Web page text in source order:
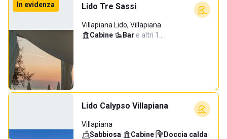
In evidenza Lido Tre Sassi
Villapiana Lido, Villapiana
Cabine· Bar·e altri 1…
Lido Calypso Villapiana
Villapiana
Sabbiosa· Cabine· Doccia calda·